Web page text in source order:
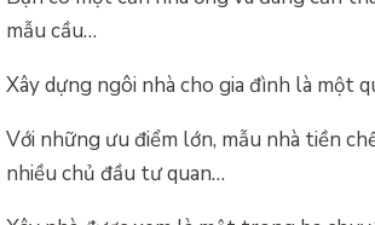
mẫu cầu…
Xây dựng ngôi nhà cho gia đình là một
Với những ưu điểm lớn, mẫu nhà tiền
nhiều chủ đầu tư quan…